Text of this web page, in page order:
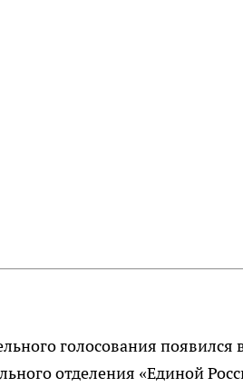
голосования
отделения «Единой